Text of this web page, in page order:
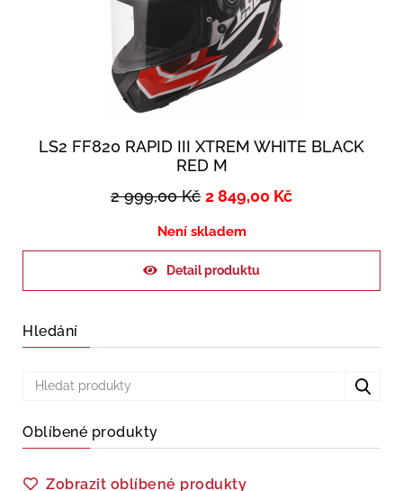
LS2 FF820 RAPID III XTREM WHITE BLACK
RED M
2 999,00Kč 2 849,00 Kč
Není skladem
Detail produktu
Hledání
Oblíbené produkty
Zobrazit oblíbené produkty